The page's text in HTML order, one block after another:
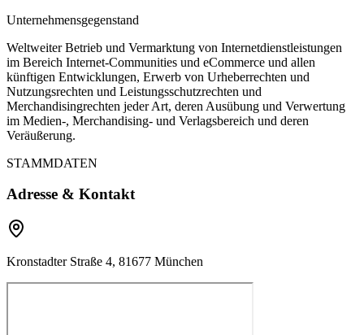
Unternehmensgegenstand
Weltweiter Betrieb und Vermarktung von Internetdienstleistungen
im Bereich Internet-Communities und eCommerce und allen
künftigen Entwicklungen, Erwerb von Urheberrechten und
Nutzungsrechten und Leistungsschutzrechten und
Merchandisingrechten jeder Art, deren Ausübung und Verwertung
im Medien-, Merchandising- und Verlagsbereich und deren
Veräußerung.
STAMMDATEN
Adresse & Kontakt
Kronstadter Straße 4, 81677 München